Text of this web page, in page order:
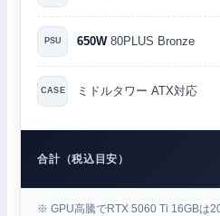
PSU 650W80PLUS Bronze
CASE ミドルタワー ATX対応
合計（税込目安）
※ GPU高騰でRTX 5060 Ti 16GBは